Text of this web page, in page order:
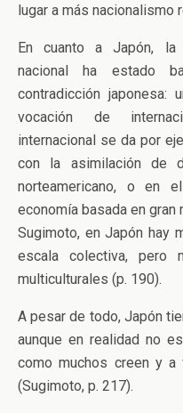
lugar a más nacionalismo
En cuanto a Japón, la
nacional ha estado
contradicción japonesa:
vocación de
internacional se da por
con la asimilación de
norteamericano, o en
economía basada en gran
Sugimoto, en Japón hay
escala colectiva, pero
multiculturales (p. 190).
A pesar de todo, Japón
aunque en realidad no
como muchos creen y a
(Sugimoto, p. 217).